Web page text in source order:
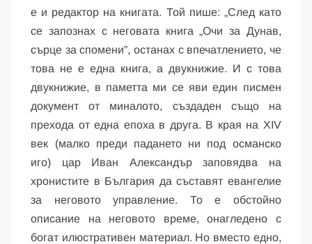
е и редактор на книгата. Той пише: „След като
се запознах с неговата книга „Очи за Дунав,
сърце за спомени”, останах с впечатлението, че
това не е една книга, а двукнижие. И с това
двукнижие, в паметта ми се яви един писмен
документ от миналото, създаден също на
прехода от една епоха в друга. В края на ХIV
век (малко преди падането ни под османско
иго) цар Иван Александър заповядва на
хронистите в България да съставят евангелие
за неговото управление. То е обстойно
описание на неговото време, онагледено с
богат илюстративен материал. Но вместо едно,